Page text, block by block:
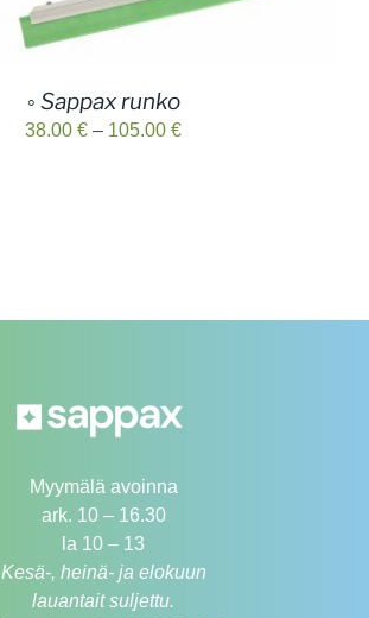
◦ Sappax runko
38.00 € – 105.00 €Hintaluokka:
Myymälä avoinna
ark. 10 – 16.30
la 10 – 13
Kesä-, heinä- ja elokuun
lauantait suljettu.